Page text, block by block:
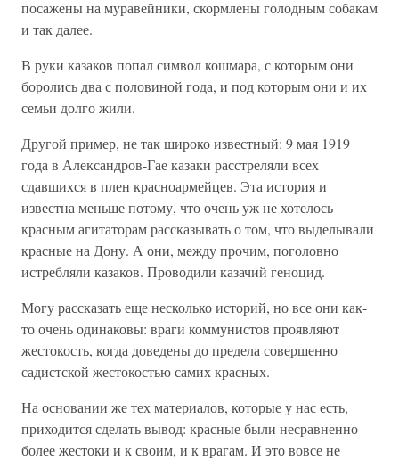
посажены на муравейники, скормлены голодным собакам
и так далее.
В руки казаков попал символ кошмара, с которым они
боролись два с половиной года, и под которым они и их
семьи долго жили.
Другой пример, не так широко известный: 9 мая 1919
года в Александров-Гае казаки расстреляли всех
сдавшихся в плен красноармейцев. Эта история и
известна меньше потому, что очень уж не хотелось
красным агитаторам рассказывать о том, что выделывали
красные на Дону. А они, между прочим, поголовно
истребляли казаков. Проводили казачий геноцид.
Могу рассказать еще несколько историй, но все они как-
то очень одинаковы: враги коммунистов проявляют
жестокость, когда доведены до предела совершенно
садистской жестокостью самих красных.
На основании же тех материалов, которые у нас есть,
приходится сделать вывод: красные были несравненно
более жестоки и к своим, и к врагам. И это вовсе не